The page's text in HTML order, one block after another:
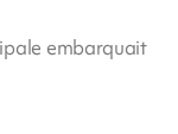
embarquait